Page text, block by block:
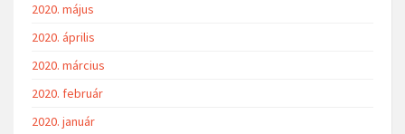
2020. május
2020. április
2020. március
2020. február
2020. január